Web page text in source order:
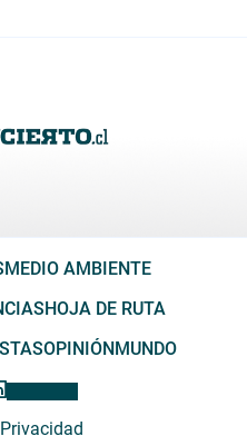
MEDIO AMBIENTE
HOJA DE RUTA
OPINIÓN MUNDO